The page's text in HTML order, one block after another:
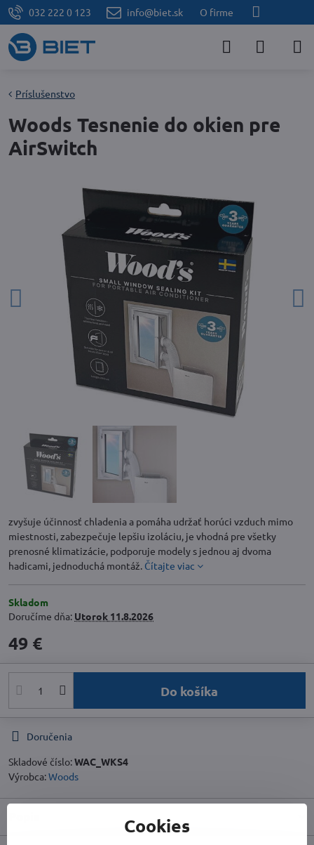
032 222 0 123 info@biet.sk O firme
Príslušenstvo
Woods Tesnenie do okien pre
AirSwitch
zvyšuje účinnosť chladenia a pomáha udržať horúci vzduch mimo
miestnosti, zabezpečuje lepšiu izoláciu, je vhodná pre všetky
prenosné klimatizácie, podporuje modely s jednou aj dvoma
hadicami, jednoduchá montáž. Čítajte viac
Skladom
Doručíme dňa: Utorok 11.8.2026
49 €
Do košíka
Doručenia
Skladové číslo:WAC_WKS4
Výrobca:Woods
Cookies